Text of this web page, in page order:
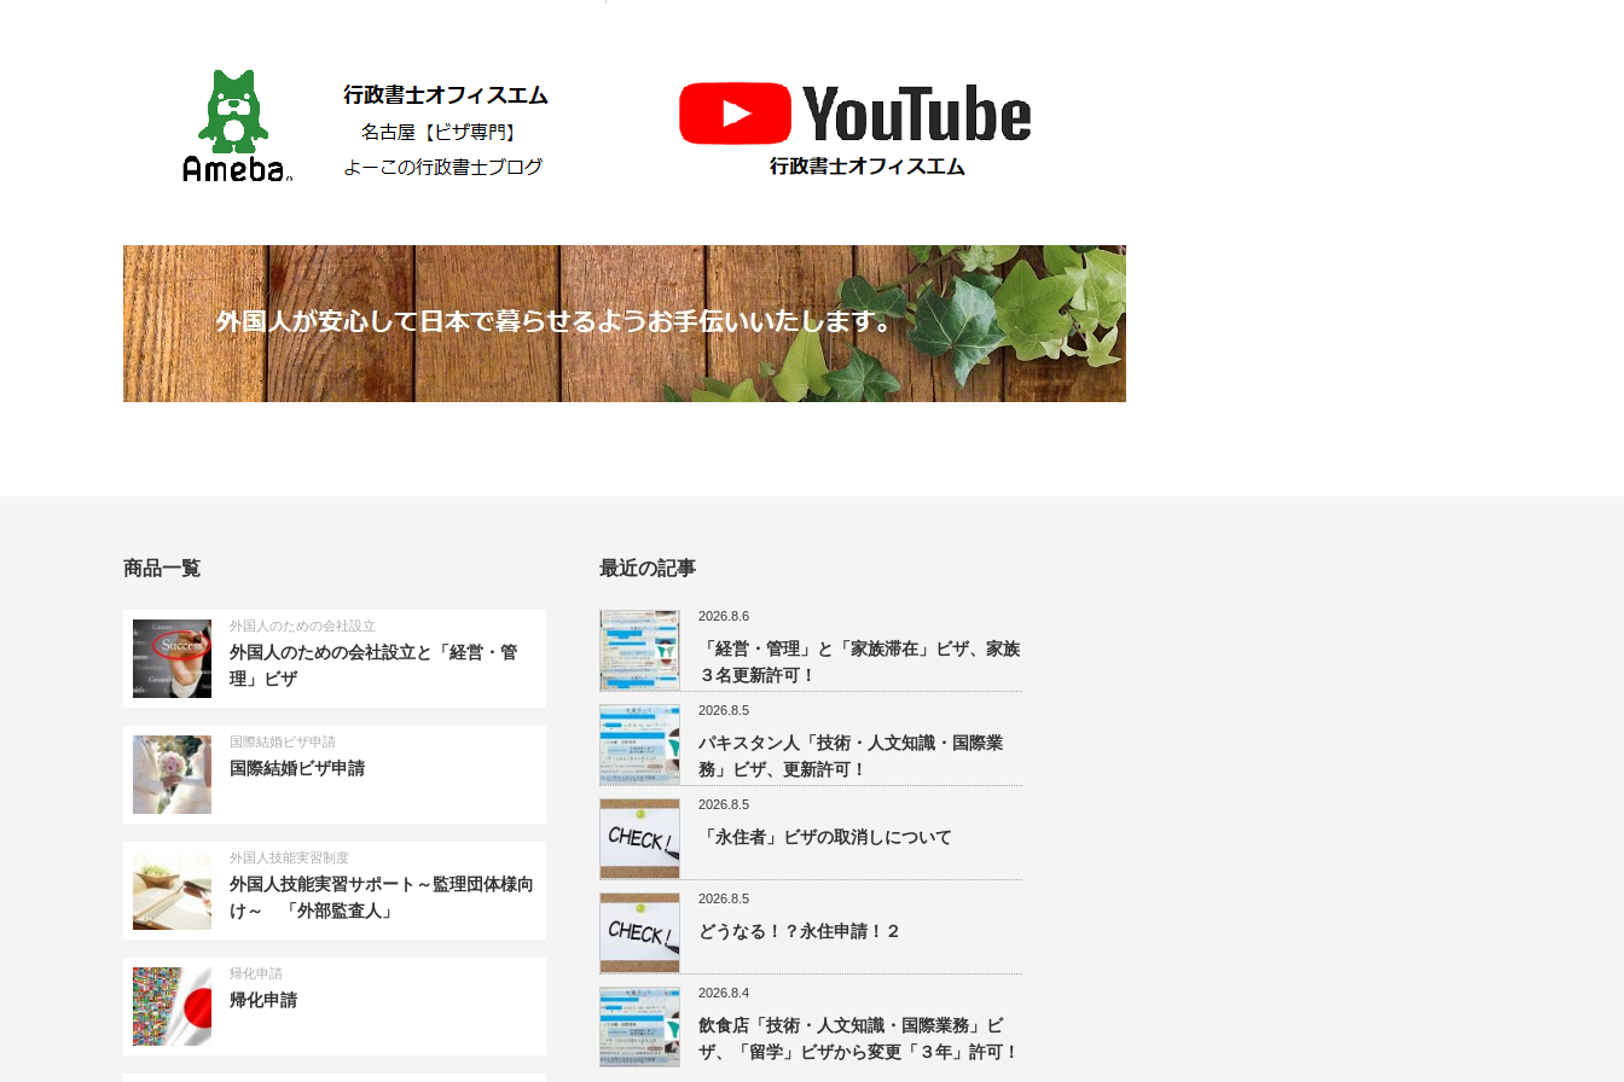
商品一覧
外国人のための会社設立
外国人のための会社設立と「経営・管
理」ビザ
国際結婚ビザ申請
国際結婚ビザ申請
外国人技能実習制度
外国人技能実習サポート～監理団体様向
け～ 「外部監査人」
帰化申請
帰化申請
最近の記事
2026.8.6
「経営・管理」と「家族滞在」ビザ、家族
３名更新許可！
2026.8.5
パキスタン人「技術・人文知識・国際業
務」ビザ、更新許可！
2026.8.5
「永住者」ビザの取消しについて
2026.8.5
どうなる！？永住申請！２
2026.8.4
飲食店「技術・人文知識・国際業務」ビ
ザ、「留学」ビザから変更「３年」許可！